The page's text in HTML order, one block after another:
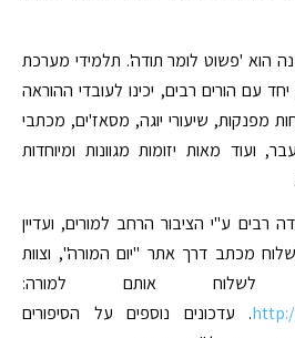
הוא 'פשוט לומר תודה'. תלמידי מערכת
יחד עם הורים רבים, יכינו לעובדי ההוראה
מפנקות, שיעורי יוגה, מסאז'ים, מכתבי
ועוד מאות יזומות מגוונות ומיוחדות
רבים ע"י הציבור הרחב למורים, ועדיין
מכתב דרך אתר "יום המורה", וצוות
לשלוח אותם למורה:
. עדכונים נוספים על הסיפורים